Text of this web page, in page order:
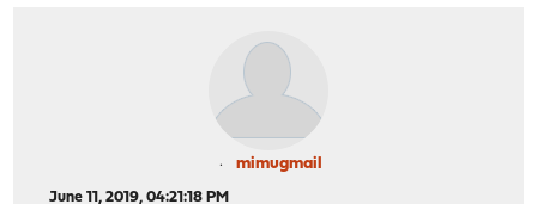
mimugmail
June 11, 2019, 04:21:18 PM